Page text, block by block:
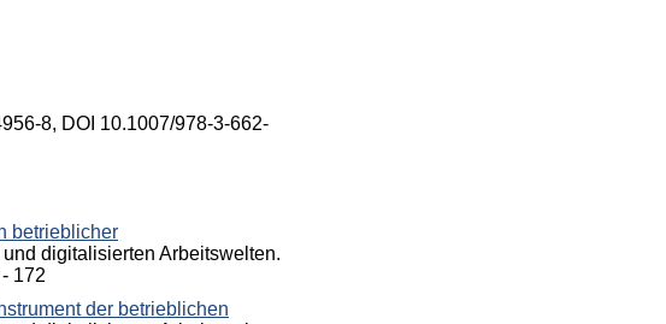
8, DOI 10.1007/978-3-662-
betrieblicher
digitalisierten Arbeitswelten.
172
der betrieblichen